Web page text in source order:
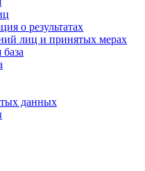
о результатах
лиц и принятых мерах
данных